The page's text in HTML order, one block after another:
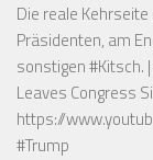
Die reale
Präsidenten, am
sonstigen #Kitsch.
Leaves Congress
https://
#Trump